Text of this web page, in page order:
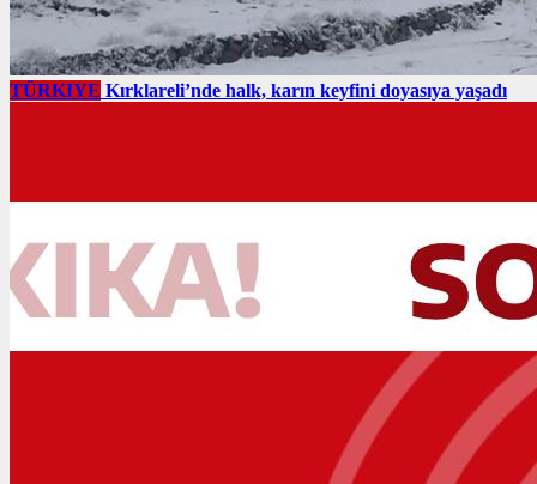
TÜRKIYE Kırklareli’nde halk, karın keyfini doyasıya yaşadı